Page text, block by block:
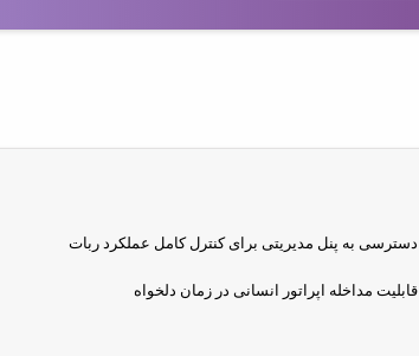
دسترسی به پنل مدیریتی برای کنترل کامل عملکرد ربات
قابلیت مداخله اپراتور انسانی در زمان دلخواه